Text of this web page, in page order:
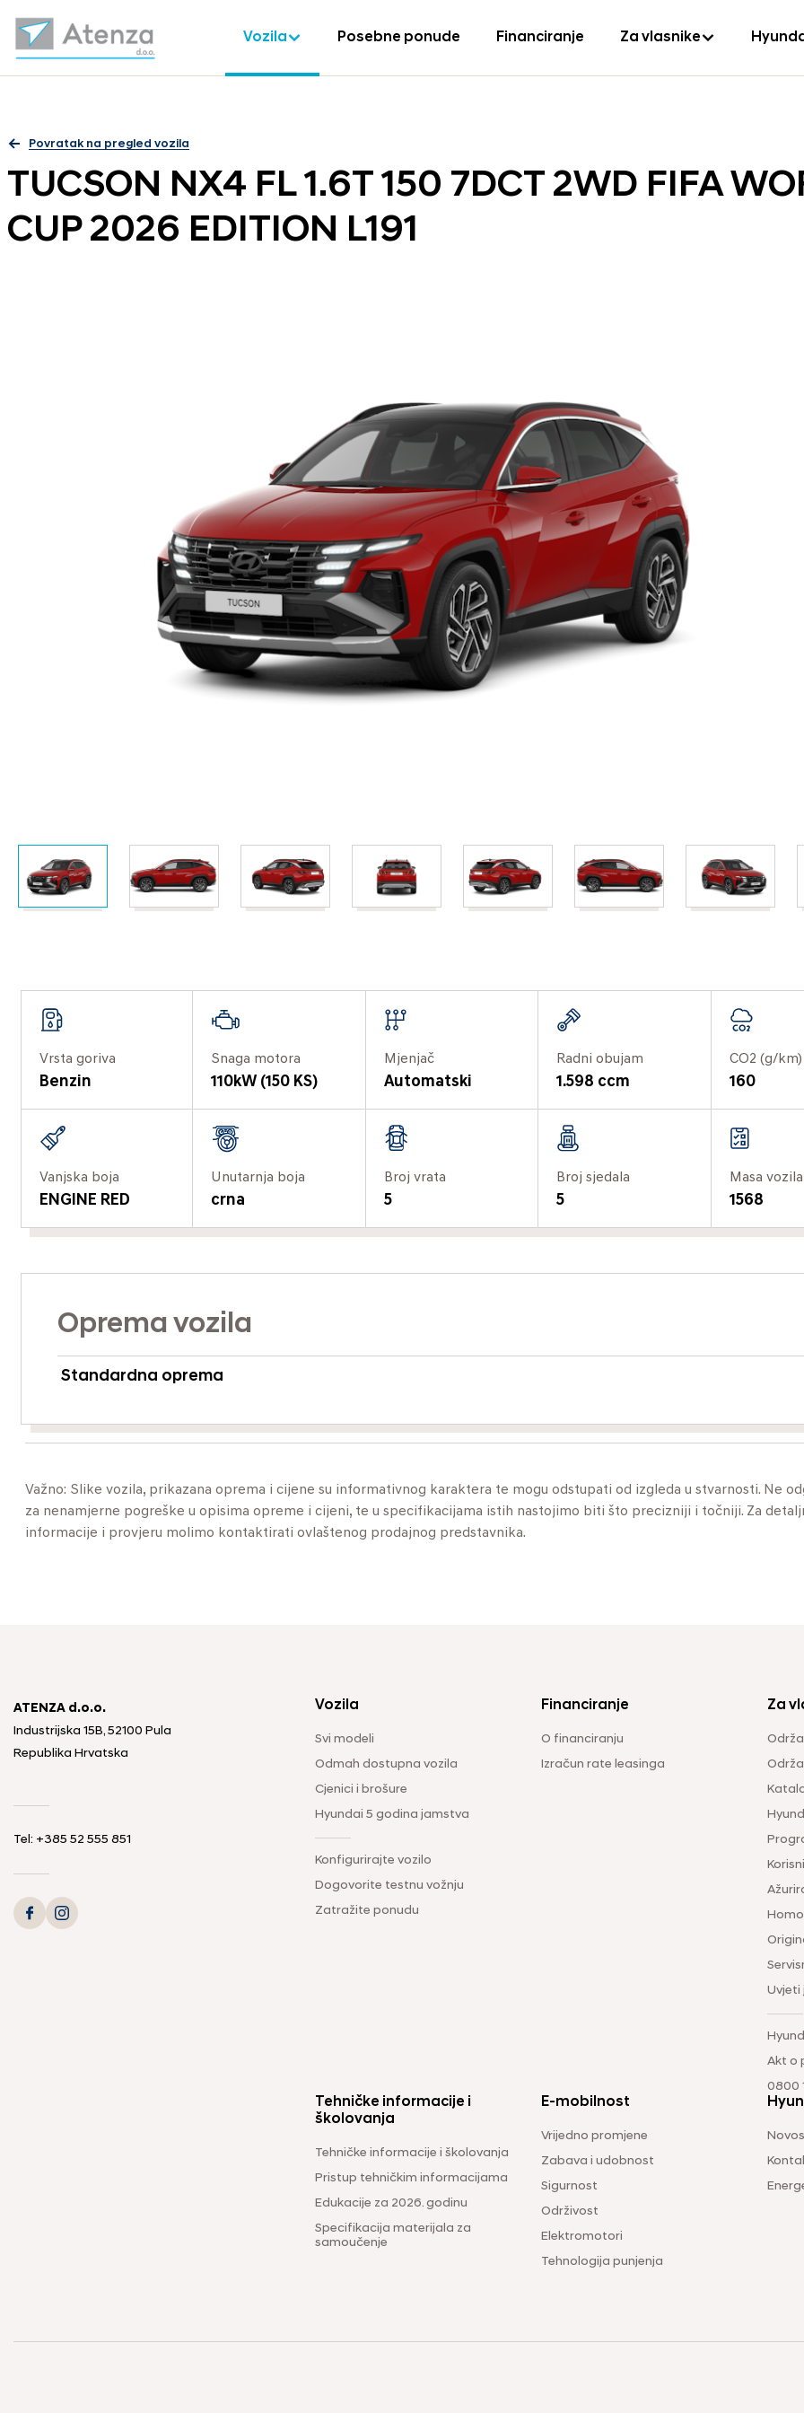
Vozila Posebne ponude Financiranje Za vlasnike
Povratak na pregled vozila
TUCSON NX4 FL 1.6T 150 7DCT 2WD FIFA
CUP 2026 EDITION L191
Vrsta goriva
Benzin
Snaga motora
110kW (150 KS)
Mjenjač
Automatski
Radni obujam
1.598 ccm
CO2 (g/km)
160
Vanjska boja
ENGINE RED
Unutarnja boja
crna
Broj vrata
5
Broj sjedala
5
Masa
1568
Oprema vozila
Standardna oprema
Važno: Slike vozila, prikazana oprema i cijene su informativnog karaktera te mogu odstupati od izgleda u stvarnosti. Ne
za nenamjerne pogreške u opisima opreme i cijeni, te u specifikacijama istih nastojimo biti što precizniji i točniji. Za
informacije i provjeru molimo kontaktirati ovlaštenog prodajnog predstavnika.
ATENZA d.o.o.
Industrijska 15B, 52100 Pula
Republika Hrvatska
Tel: +385 52 555 851
Vozila
Svi modeli
Odmah dostupna vozila
Cjenici i brošure
Hyundai 5 godina jamstva
Konfigurirajte vozilo
Dogovorite testnu vožnju
Zatražite ponudu
Financiranje
O financiranju
Izračun rate leasinga
Za
Uvjeti
Akt o
0800
Tehničke informacije i
školovanja
Tehničke informacije i školovanja
Pristup tehničkim informacijama
Edukacije za 2026. godinu
Specifikacija materijala za
samoučenje
E-mobilnost
Vrijedno promjene
Zabava i udobnost
Sigurnost
Održivost
Elektromotori
Tehnologija punjenja